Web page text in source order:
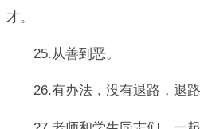
才。
25.从善到恶。
26.有办法，没有退路，退路